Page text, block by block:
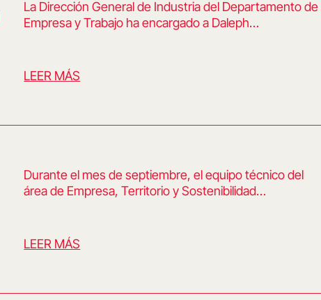
La Dirección General de Industria del Departamento de
Empresa y Trabajo ha encargado a Daleph…
LEER MÁS
Durante el mes de septiembre, el equipo técnico del
área de Empresa, Territorio y Sostenibilidad…
LEER MÁS